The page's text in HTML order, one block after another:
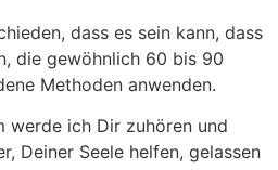
dass es sein kann, dass
die gewöhnlich 60 bis 90
Methoden anwenden.
werde ich Dir zuhören und
Deiner Seele helfen, gelassen